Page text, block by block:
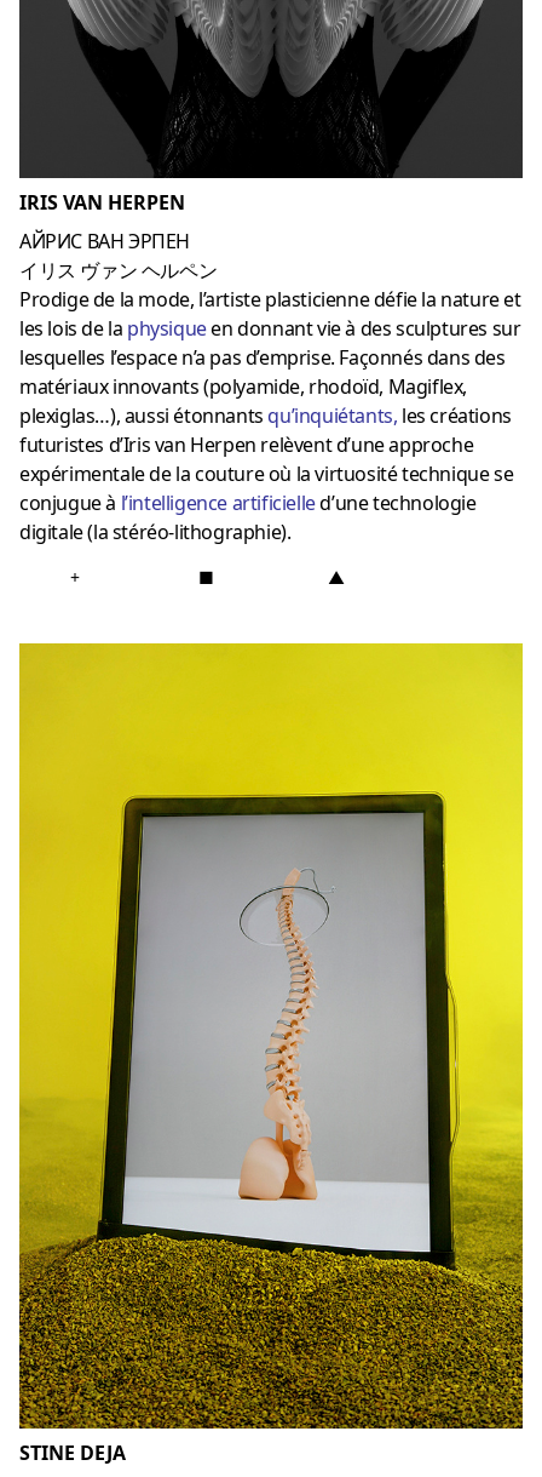
IRIS VAN HERPEN
АЙРИС ВАН ЭРПЕН
イリス ヴァン ヘルペン
Prodige de la mode, l’artiste plasticienne défie la nature et
les lois de la physiqueen donnant vie à des sculptures sur
lesquelles l’espace n’a pas d’emprise. Façonnés dans des
matériaux innovants (polyamide, rhodoïd, Magiflex,
plexiglas…), aussi étonnants qu’inquiétants, les créations
futuristes d’Iris van Herpen relèvent d’une approche
expérimentale de la couture où la virtuosité technique se
conjugue à l’intelligence artificielled’une technologie
digitale (la stéréo-lithographie).
+ ■ ▲
STINE DEJA